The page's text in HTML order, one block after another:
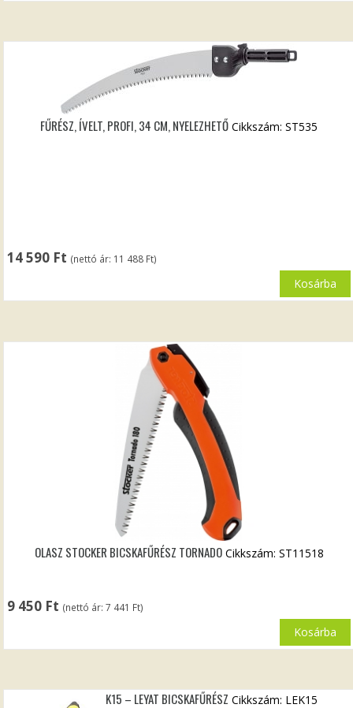
FŰRÉSZ, ÍVELT, PROFI, 34 CM, NYELEZHETŐ
14 590 Ft (nettó ár: 11 488 Ft)
Cikkszám: ST535
Kosárba
OLASZ STOCKER BICSKAFŰRÉSZ TORNADO
9 450 Ft (nettó ár:7 441 Ft)
Cikkszám: ST11518
Kosárba
K15 – LEYAT BICSKAFŰRÉSZ Cikkszám: LEK15